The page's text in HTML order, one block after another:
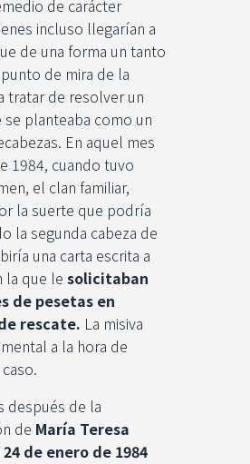
de carácter
incluso llegarían a
de una forma un tanto
de mira de la
tratar de resolver un
se planteaba como un
En aquel mes
1984, cuando tuvo
el clan familiar,
la suerte que podría
la segunda cabeza de
una carta escrita a
la que le solicitaban
de pesetas en
rescate. La misiva
a la hora de
después de la
de María Teresa
24 de enero de 1984